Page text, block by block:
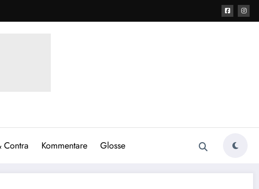
Contra Kommentare Glosse